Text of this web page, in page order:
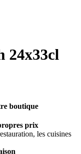
24x33cl
boutique
prix
les cuisines